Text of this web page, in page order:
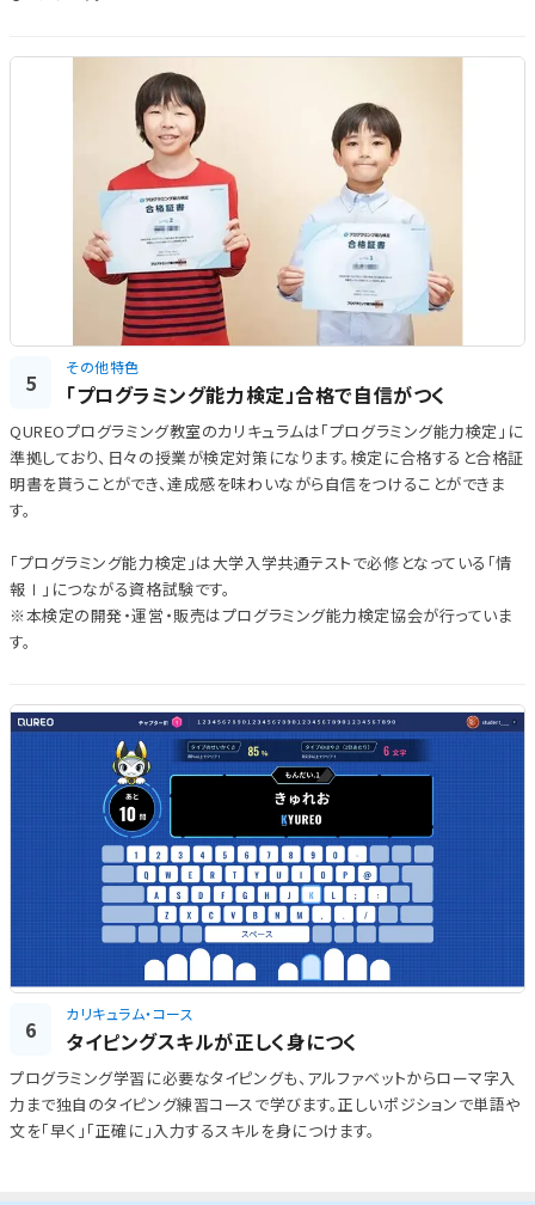
5
その他特色
「プログラミング能力検定」合格で自信がつく
QUREOプログラミング教室のカリキュラムは「プログラミング能力検定」に
準拠しており、日々の授業が検定対策になります。検定に合格すると合格証
明書を貰うことができ、達成感を味わいながら自信をつけることができま
す。
「プログラミング能力検定」は大学入学共通テストで必修となっている「情
報Ⅰ」につながる資格試験です。
※本検定の開発・運営・販売はプログラミング能力検定協会が行っていま
す。
6
カリキュラム・コース
タイピングスキルが正しく身につく
プログラミング学習に必要なタイピングも、アルファベットからローマ字入
力まで独自のタイピング練習コースで学びます。正しいポジションで単語や
文を「早く」「正確に」入力するスキルを身につけます。